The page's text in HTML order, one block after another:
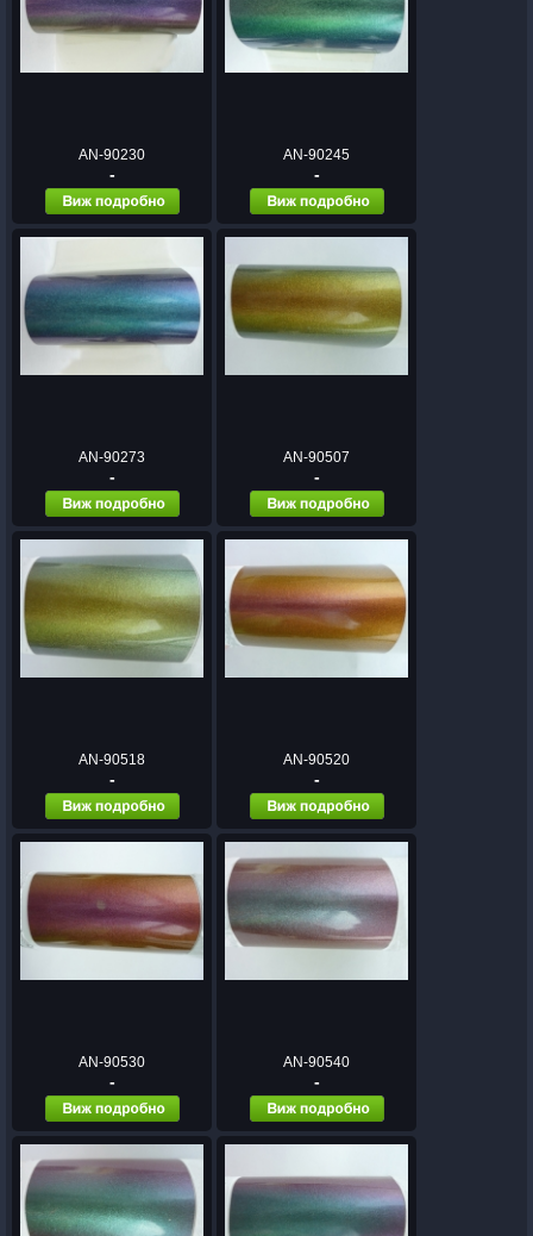
AN-90230
-
AN-90245
-
AN-90273
-
AN-90507
-
AN-90518
-
AN-90520
-
AN-90530
-
AN-90540
-